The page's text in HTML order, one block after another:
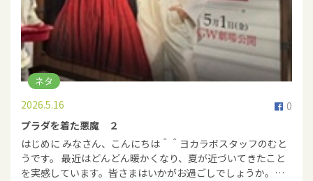
ネタ
0
2026.5.16
プラダを着た悪魔 ２
はじめに みなさん、こんにちは＾＾ヨカラボスタッフのむと
うです。 最近はどんどん暖かくなり、夏が近づいてきたこと
を実感しています。皆さまはいかがお過ごしでしょうか。…